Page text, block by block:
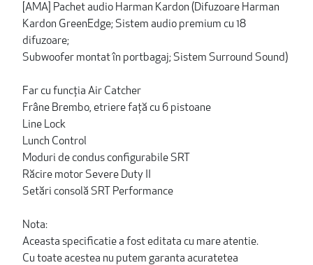
[AMA] Pachet audio Harman Kardon (Difuzoare Harman
Kardon GreenEdge; Sistem audio premium cu 18
difuzoare;
Subwoofer montat în portbagaj; Sistem Surround Sound)
Far cu funcția Air Catcher
Frâne Brembo, etriere față cu 6 pistoane
Line Lock
Lunch Control
Moduri de condus configurabile SRT
Răcire motor Severe Duty II
Setări consolă SRT Performance
Nota:
Aceasta specificatie a fost editata cu mare atentie.
Cu toate acestea nu putem garanta acuratetea